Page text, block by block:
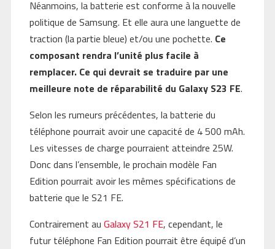
Néanmoins, la batterie est conforme à la nouvelle
politique de Samsung. Et elle aura une languette de
traction (la partie bleue) et/ou une pochette. Ce
composant rendra l’unité plus facile à
remplacer. Ce qui devrait se traduire par une
meilleure note de réparabilité du Galaxy S23 FE.
Selon les rumeurs précédentes, la batterie du
téléphone pourrait avoir une capacité de 4 500 mAh.
Les vitesses de charge pourraient atteindre 25W.
Donc dans l’ensemble, le prochain modèle Fan
Edition pourrait avoir les mêmes spécifications de
batterie que le S21 FE.
Contrairement au Galaxy S21 FE, cependant, le
futur téléphone Fan Edition pourrait être équipé d’un